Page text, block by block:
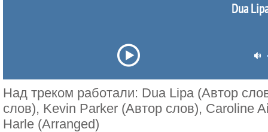
Dua
Над треком работали: Dua Lipa (Автор
слов), Kevin Parker (Автор слов), Caroline
Harle (Arranged)